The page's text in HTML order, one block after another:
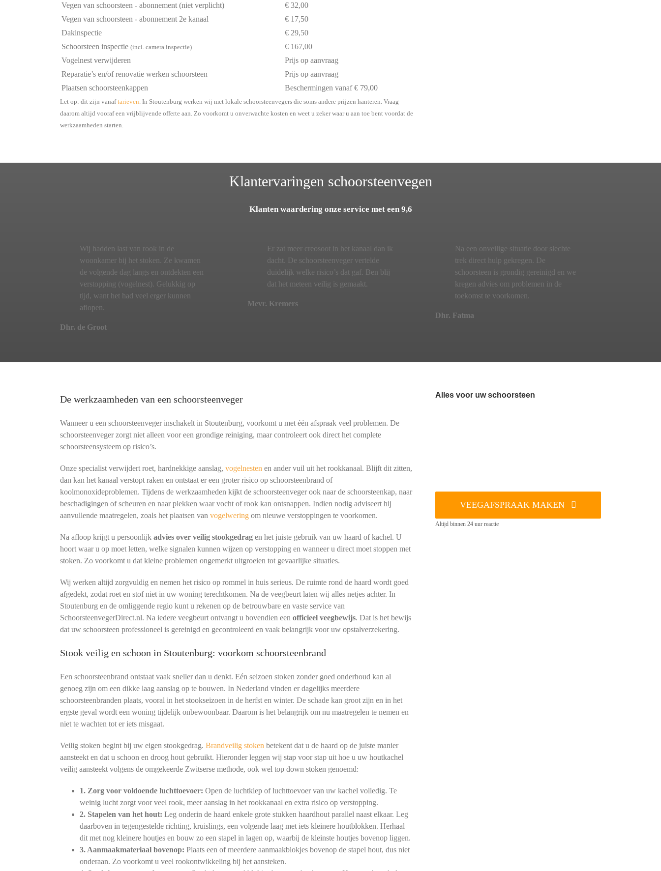
Vegen van schoorsteen - abonnement (niet verplicht)
€ 32,00
Vegen van schoorsteen - abonnement 2e kanaal
€ 17,50
Dakinspectie
€ 29,50
Schoorsteen inspectie (incl. camera inspectie)
€ 167,00
Vogelnest verwijderen
Prijs op aanvraag
Reparatie’s en/of renovatie werken schoorsteen
Prijs op aanvraag
Plaatsen schoorsteenkappen
Beschermingen vanaf € 79,00
Let op: dit zijn vanaftarieven . In Stoutenburg werken wij met lokale schoorsteenvegers die soms andere prijzen hanteren. Vraag
daarom altijd vooraf een vrijblijvende offerte aan. Zo voorkomt u onverwachte kosten en weet u zeker waar u aan toe bent voordat de
werkzaamheden starten.
Klantervaringen schoorsteenvegen
Klanten waardering onze service met een 9,6
Wij hadden last van rook in de
woonkamer bij het stoken. Ze kwamen
de volgende dag langs en ontdekten een
verstopping (vogelnest). Gelukkig op
tijd, want het had veel erger kunnen
aflopen.
Dhr. de Groot
Er zat meer creosoot in het kanaal dan ik
dacht. De schoorsteenveger vertelde
duidelijk welke risico’s dat gaf. Ben blij
dat het meteen veilig is gemaakt.
Mevr. Kremers
Na een onveilige situatie door slechte
trek direct hulp gekregen. De
schoorsteen is grondig gereinigd en we
kregen advies om problemen in de
toekomst te voorkomen.
Dhr. Fatma
De werkzaamheden van een schoorsteenveger
Wanneer u een schoorsteenveger inschakelt in Stoutenburg, voorkomt u met één afspraak veel problemen. De
schoorsteenveger zorgt niet alleen voor een grondige reiniging, maar controleert ook direct het complete
schoorsteensysteem op risico’s.
Onze specialist verwijdert roet, hardnekkige aanslag, vogelnesten en ander vuil uit het rookkanaal. Blijft dit zitten,
dan kan het kanaal verstopt raken en ontstaat er een groter risico op schoorsteenbrand of
koolmonoxideproblemen. Tijdens de werkzaamheden kijkt de schoorsteenveger ook naar de schoorsteenkap, naar
beschadigingen of scheuren en naar plekken waar vocht of rook kan ontsnappen. Indien nodig adviseert hij
aanvullende maatregelen, zoals het plaatsen van vogelweringom nieuwe verstoppingen te voorkomen.
Na afloop krijgt u persoonlijk advies over veilig stookgedragen het juiste gebruik van uw haard of kachel. U
hoort waar u op moet letten, welke signalen kunnen wijzen op verstopping en wanneer u direct moet stoppen met
stoken. Zo voorkomt u dat kleine problemen ongemerkt uitgroeien tot gevaarlijke situaties.
Wij werken altijd zorgvuldig en nemen het risico op rommel in huis serieus. De ruimte rond de haard wordt goed
afgedekt, zodat roet en stof niet in uw woning terechtkomen. Na de veegbeurt laten wij alles netjes achter. In
Stoutenburg en de omliggende regio kunt u rekenen op de betrouwbare en vaste service van
SchoorsteenvegerDirect.nl. Na iedere veegbeurt ontvangt u bovendien een officieel veegbewijs. Dat is het bewijs
dat uw schoorsteen professioneel is gereinigd en gecontroleerd en vaak belangrijk voor uw opstalverzekering.
Stook veilig en schoon in Stoutenburg: voorkom schoorsteenbrand
Een schoorsteenbrand ontstaat vaak sneller dan u denkt. Eén seizoen stoken zonder goed onderhoud kan al
genoeg zijn om een dikke laag aanslag op te bouwen. In Nederland vinden er dagelijks meerdere
schoorsteenbranden plaats, vooral in het stookseizoen in de herfst en winter. De schade kan groot zijn en in het
ergste geval wordt een woning tijdelijk onbewoonbaar. Daarom is het belangrijk om nu maatregelen te nemen en
niet te wachten tot er iets misgaat.
Veilig stoken begint bij uw eigen stookgedrag. Brandveilig stoken betekent dat u de haard op de juiste manier
aansteekt en dat u schoon en droog hout gebruikt. Hieronder leggen wij stap voor stap uit hoe u uw houtkachel
veilig aansteekt volgens de omgekeerde Zwitserse methode, ook wel top down stoken genoemd:
1. Zorg voor voldoende luchttoevoer: Open de luchtklep of luchttoevoer van uw kachel volledig. Te
weinig lucht zorgt voor veel rook, meer aanslag in het rookkanaal en extra risico op verstopping.
2. Stapelen van het hout: Leg onderin de haard enkele grote stukken haardhout parallel naast elkaar. Leg
daarboven in tegengestelde richting, kruislings, een volgende laag met iets kleinere houtblokken. Herhaal
dit met nog kleinere houtjes en bouw zo een stapel in lagen op, waarbij de kleinste houtjes bovenop liggen.
3. Aanmaakmateriaal bovenop: Plaats een of meerdere aanmaakblokjes bovenop de stapel hout, dus niet
onderaan. Zo voorkomt u veel rookontwikkeling bij het aansteken.
Alles voor uw schoorsteen
VEEGAFSPRAAK MAKEN
Altijd binnen 24 uur reactie